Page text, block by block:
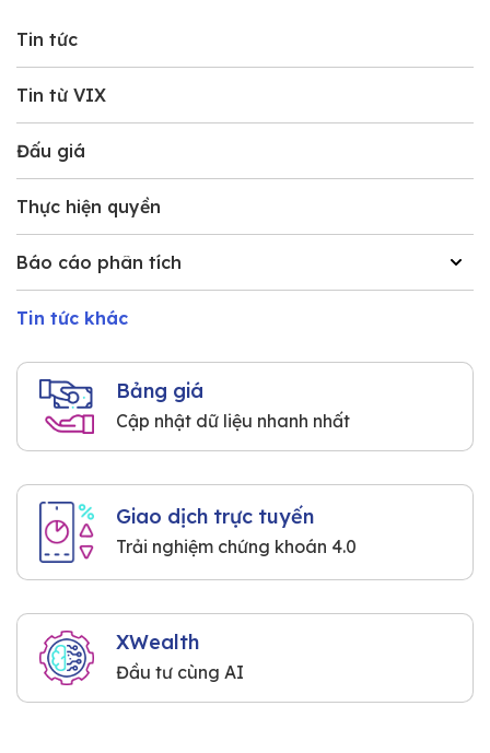
Tin tức
Tin từ VIX
Đấu giá
Thực hiện quyền
Báo cáo phân tích
Tin tức khác
Bảng giá
Cập nhật dữ liệu nhanh nhất
Giao dịch trực tuyến
Trải nghiệm chứng khoán 4.0
XWealth
Đầu tư cùng AI